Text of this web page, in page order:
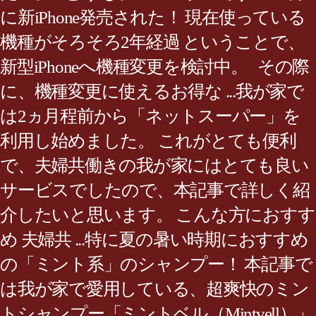
に新iPhone発売された！ 現在使っている
機種がそろそろ2年経過 ということで、
新型iPhoneへ機種変更を検討中。 その際
に、機種変更に使えるお得な ...我が家で
は2ヵ月程前から「ネットスーパー」を
利用し始めました。 これがとても便利
で、夫婦共働きの我が家にはとても良い
サービスでしたので、本記事で詳しく紹
介したいと思います。 こんな方におすす
め 夫婦共 ...特に夏の暑い時期におすすめ
の「ミント系」のシャンプー！ 本記事で
は我が家で愛用している、超爽快のミン